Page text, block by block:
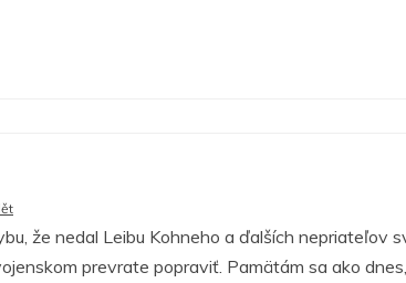
že nedal Leibu Kohneho a ďalších nepriateľov
prevrate popraviť. Pamätám sa ako